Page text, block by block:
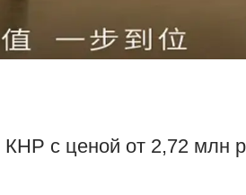
КНР с ценой от 2,72 млн